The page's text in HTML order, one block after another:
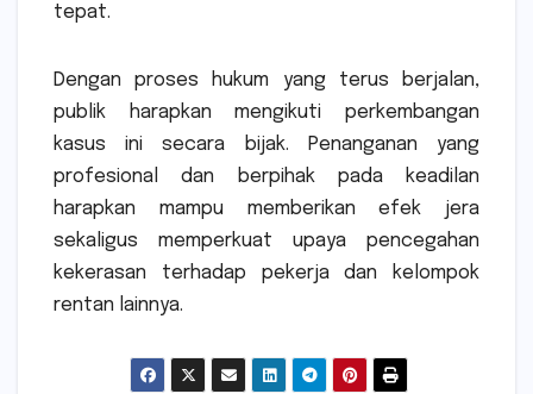
tepat.
Dengan proses hukum yang terus berjalan,
publik harapkan mengikuti perkembangan
kasus ini secara bijak. Penanganan yang
profesional dan berpihak pada keadilan
harapkan mampu memberikan efek jera
sekaligus memperkuat upaya pencegahan
kekerasan terhadap pekerja dan kelompok
rentan lainnya.